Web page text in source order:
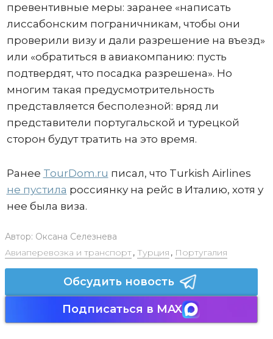
превентивные меры: заранее «написать
лиссабонским пограничникам, чтобы они
проверили визу и дали разрешение на въезд»
или «обратиться в авиакомпанию: пусть
подтвердят, что посадка разрешена». Но
многим такая предусмотрительность
представляется бесполезной: вряд ли
представители португальской и турецкой
сторон будут тратить на это время.
Ранее TourDom.ru писал, что Turkish Airlines
не пустила россиянку на рейс в Италию, хотя у
нее была виза.
Автор: Оксана Селезнева
Авиаперевозка и транспорт, Турция , Португалия
Обсудить новость
Подписаться в MAX